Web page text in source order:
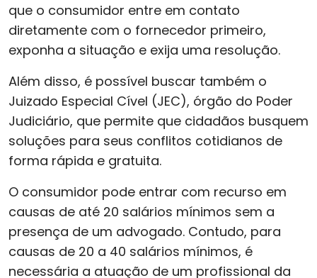
que o consumidor entre em contato
diretamente com o fornecedor primeiro,
exponha a situação e exija uma resolução.
Além disso, é possível buscar também o
Juizado Especial Cível (JEC), órgão do Poder
Judiciário, que permite que cidadãos busquem
soluções para seus conflitos cotidianos de
forma rápida e gratuita.
O consumidor pode entrar com recurso em
causas de até 20 salários mínimos sem a
presença de um advogado. Contudo, para
causas de 20 a 40 salários mínimos, é
necessária a atuação de um profissional da